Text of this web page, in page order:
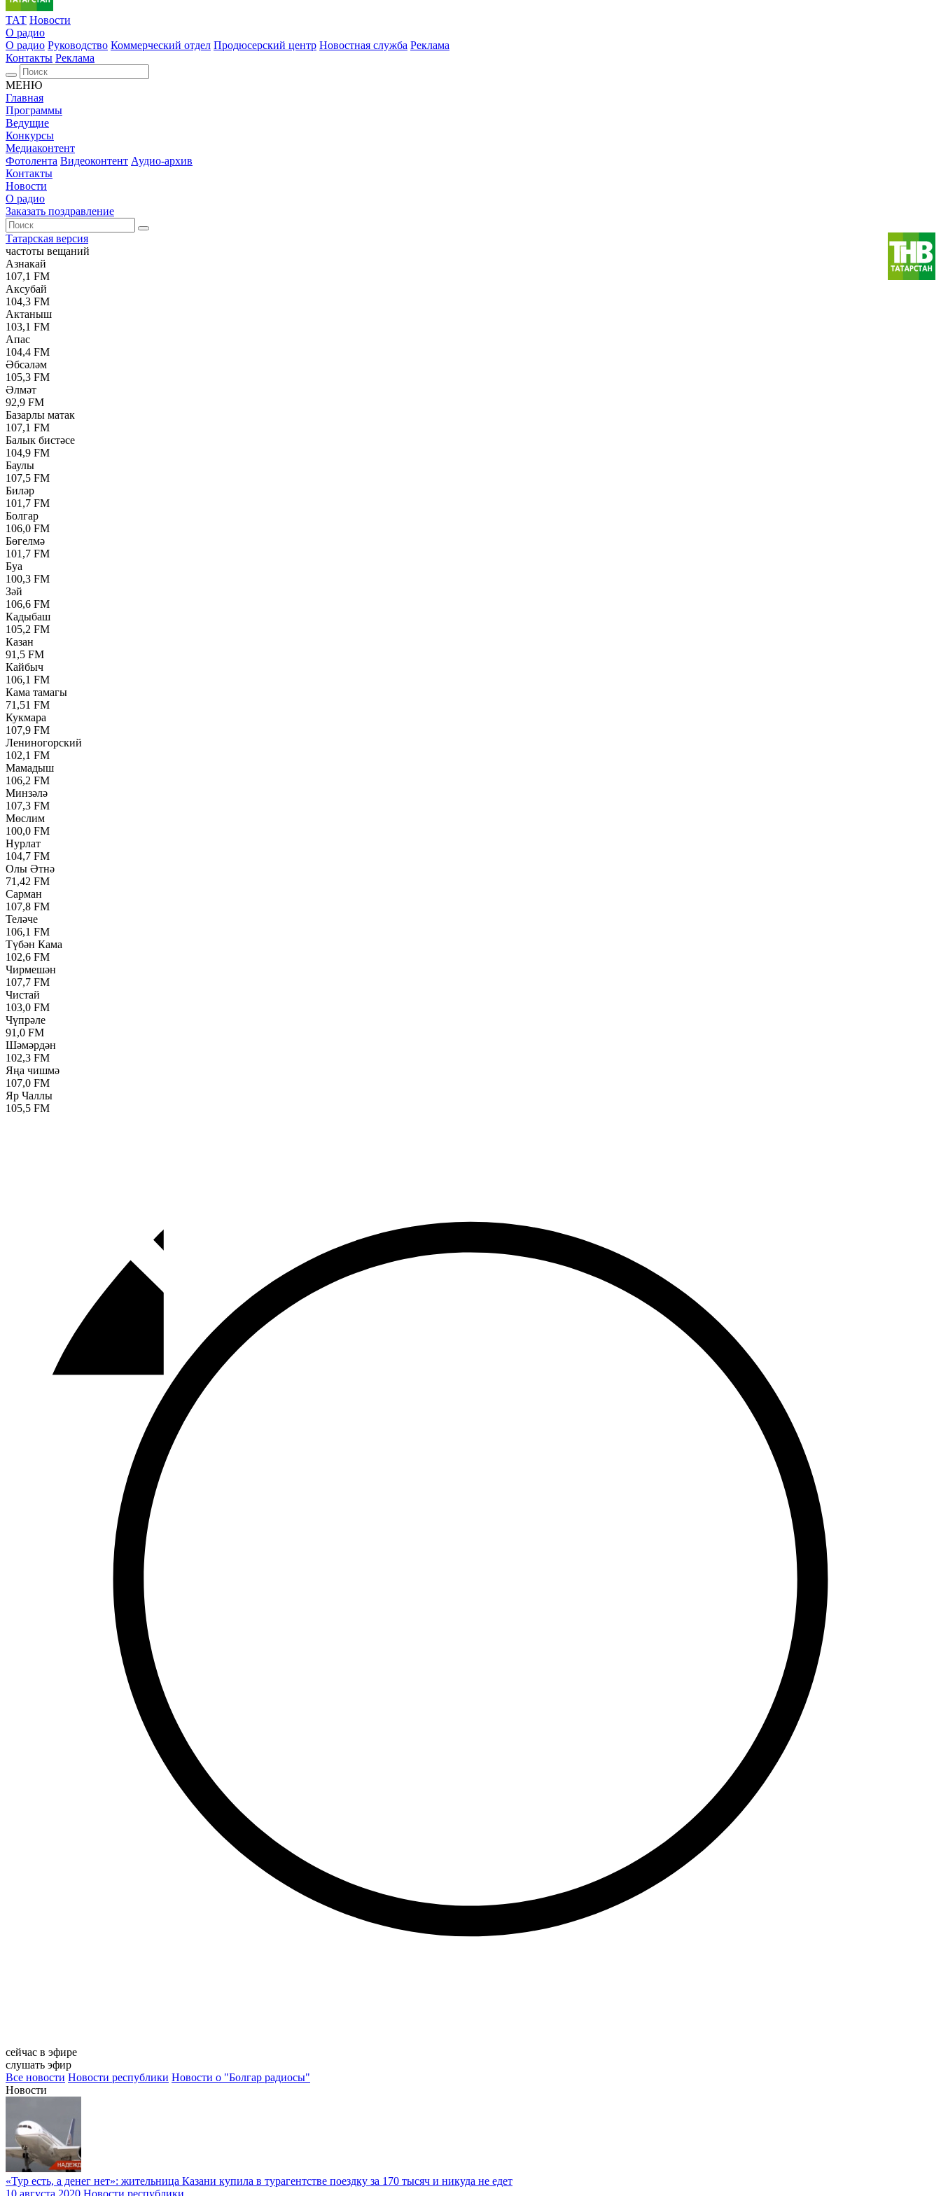
ТАТ Новости
О радио
О радио Руководство Коммерческий отдел Продюсерский центр Новостная служба Реклама
Контакты Реклама
МЕНЮ
Главная
Программы
Ведущие
Конкурсы
Медиаконтент
Фотолента Видеоконтент Аудио-архив
Контакты
Новости
О радио
Заказать поздравление
Татарская версия
частоты вещаний
Азнакай
107,1 FM
Аксубай
104,3 FM
Актаныш
103,1 FM
Апас
104,4 FM
Әбсәләм
105,3 FM
Әлмәт
92,9 FM
Базарлы матак
107,1 FM
Балык бистәсе
104,9 FM
Баулы
107,5 FM
Биләр
101,7 FM
Болгар
106,0 FM
Бөгелмә
101,7 FM
Буа
100,3 FM
Зәй
106,6 FM
Кадыбаш
105,2 FM
Казан
91,5 FM
Кайбыч
106,1 FM
Кама тамагы
71,51 FM
Кукмара
107,9 FM
Лениногорский
102,1 FM
Мамадыш
106,2 FM
Минзәлә
107,3 FM
Мөслим
100,0 FM
Нурлат
104,7 FM
Олы Әтнә
71,42 FM
Сарман
107,8 FM
Теләче
106,1 FM
Түбән Кама
102,6 FM
Чирмешән
107,7 FM
Чистай
103,0 FM
Чүпрәле
91,0 FM
Шәмәрдән
102,3 FM
Яңа чишмә
107,0 FM
Яр Чаллы
105,5 FM
сейчас в эфире
слушать эфир
Все новости Новости республики Новости о "Болгар радиосы"
Новости
«Тур есть, а денег нет»: жительница Казани купила в турагентстве поездку за 170 тысяч и никуда не едет